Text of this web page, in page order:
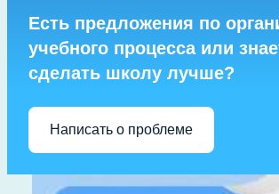
Есть предложения по
учебного процесса или
сделать школу лучше?
Написать о проблеме